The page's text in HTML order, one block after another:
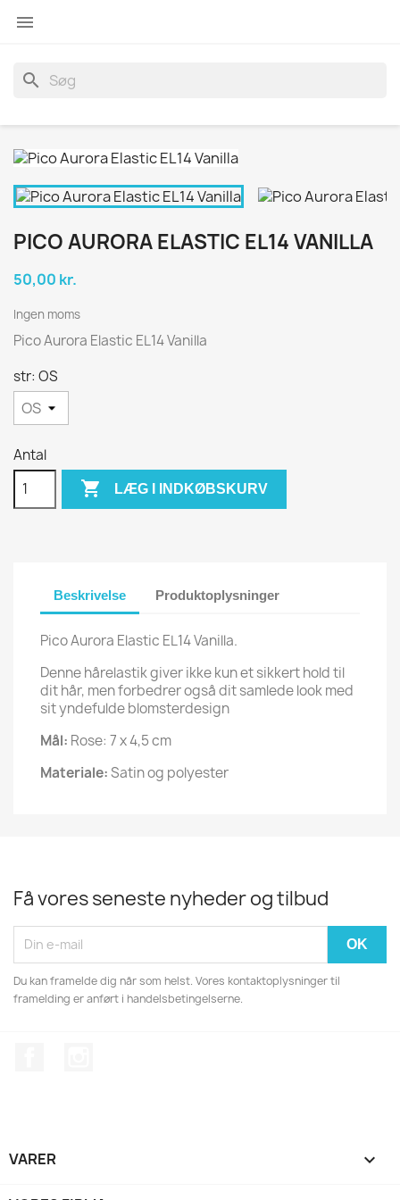

search
PICO AURORA ELASTIC EL14 VANILLA
50,00 kr.
Ingen moms
Pico Aurora Elastic EL14 Vanilla
str: OS
Antal
 LÆG I INDKØBSKURV
Beskrivelse Produktoplysninger
Pico Aurora Elastic EL14 Vanilla.
Denne hårelastik giver ikke kun et sikkert hold til
dit hår, men forbedrer også dit samlede look med
sit yndefulde blomsterdesign
Mål: Rose: 7 x 4,5 cm
Materiale:Satin og polyester
Få vores seneste nyheder og tilbud
Du kan framelde dig når som helst. Vores kontaktoplysninger til
framelding er anført i handelsbetingelserne.
VARER 